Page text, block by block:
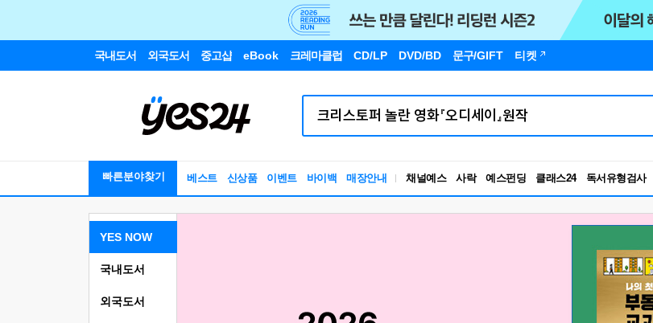
국내도서 외국도서 중고샵 eBook 크레마클럽 CD/LP DVD/BD 문구/GIFT 티켓
빠른분야찾기 베스트 신상품 이벤트 바이백 매장안내 채널예스 사락 예스펀딩 클래스24
RBTI Lab
독서유형검사
YES NOW
국내도서
외국도서